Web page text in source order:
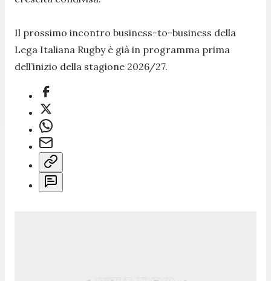
Il prossimo incontro business-to-business della
Lega Italiana Rugby è già in programma prima
dell’inizio della stagione 2026/27.